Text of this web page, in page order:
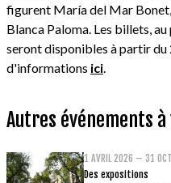
figurent María del Mar
Blanca Paloma. Les billets,
seront disponibles à partir du
d'informations ici
Autres événements
1 AVRIL 2026 – 31
Des expositions